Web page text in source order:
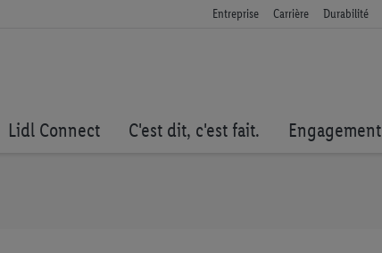
Entreprise Carrière Durabilité
Lidl Connect C'est dit, c'est fait. Engagement